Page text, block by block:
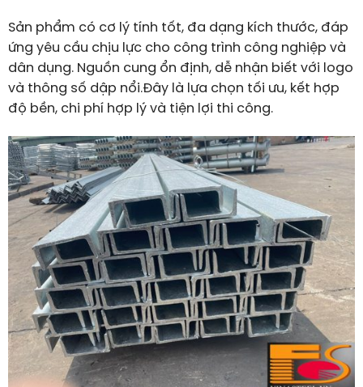
Sản phẩm có cơ lý tính tốt, đa dạng kích thước, đáp
ứng yêu cầu chịu lực cho công trình công nghiệp và
dân dụng. Nguồn cung ổn định, dễ nhận biết với logo
và thông số dập nổi.Đây là lựa chọn tối ưu, kết hợp
độ bền, chi phí hợp lý và tiện lợi thi công.